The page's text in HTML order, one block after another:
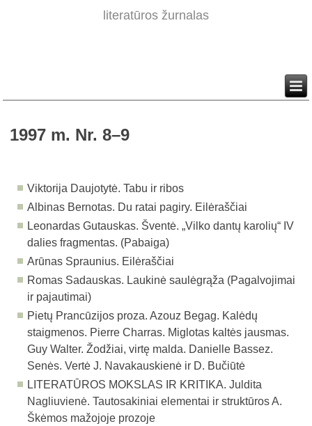
literatūros žurnalas
1997 m. Nr. 8–9
Viktorija Daujotytė. Tabu ir ribos
Albinas Bernotas. Du ratai pagiry. Eilėraščiai
Leonardas Gutauskas. Šventė. „Vilko dantų karolių“ IV
daliesfragmentas. (Pabaiga)
Arūnas Spraunius. Eilėraščiai
Romas Sadauskas. Laukinė saulėgrąža (Pagalvojimai
ir pajautimai)
Pietų Prancūzijos proza. Azouz Begag. Kalėdų
staigmenos. Pierre Charras. Miglotas kaltės jausmas.
Guy Walter. Žodžiai, virtę malda. Danielle Bassez.
Senės. Vertė J. Navakauskienė ir D. Bučiūtė
LITERATŪROS MOKSLAS IR KRITIKA.Juldita
Nagliuvienė. Tautosakiniai elementai ir struktūros A.
Škėmos mažojoje prozoje